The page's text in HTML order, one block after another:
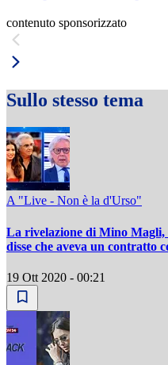
contenuto sponsorizzato
Sullo stesso tema
A "Live - Non è la d'Urso"
La rivelazione di Mino
disse che aveva un contratto
19 Ott 2020 - 00:21